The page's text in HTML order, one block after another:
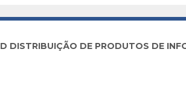
DISTRIBUIÇÃO DE PRODUTOS DE